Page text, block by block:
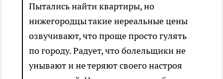
Пытались найти квартиры, но
нижегородцы такие нереальные цены
озвучивают, что проще просто гулять
по городу. Радует, что болельщики не
унывают и не теряют своего настроя